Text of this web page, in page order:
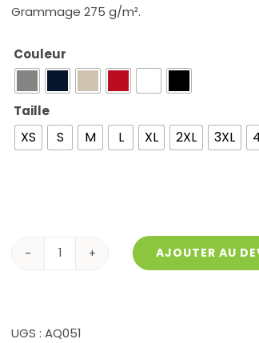
Grammage 275 g/m².
Couleur
Taille
XS S M L XL 2XL 3XL
homme
AJOUTER AU
UGS : AQ051